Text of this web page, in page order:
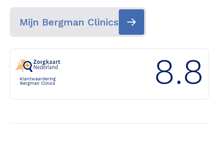
Mijn Bergman Clinics
Klantwaardering
Bergman Clinics
8.8